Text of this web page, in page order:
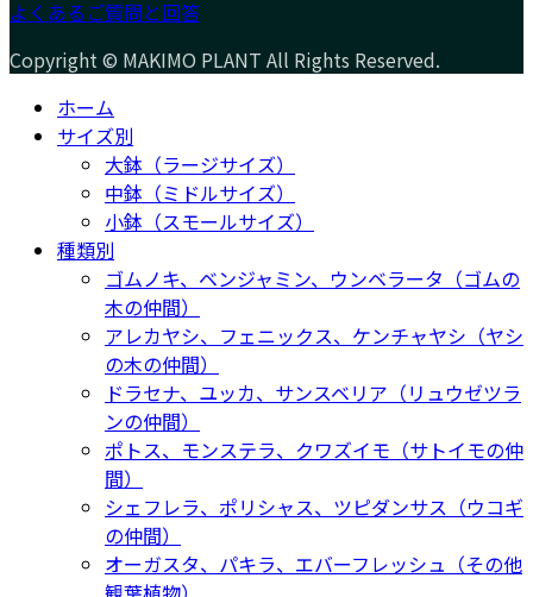
よくあるご質問と回答
Copyright © MAKIMO PLANT All Rights Reserved.
ホーム
サイズ別
大鉢（ラージサイズ）
中鉢（ミドルサイズ）
小鉢（スモールサイズ）
種類別
ゴムノキ、ベンジャミン、ウンベラータ（ゴムの
木の仲間）
アレカヤシ、フェニックス、ケンチャヤシ（ヤシ
の木の仲間）
ドラセナ、ユッカ、サンスベリア（リュウゼツラ
ンの仲間）
ポトス、モンステラ、クワズイモ（サトイモの仲
間）
シェフレラ、ポリシャス、ツピダンサス（ウコギ
の仲間）
オーガスタ、パキラ、エバーフレッシュ（その他